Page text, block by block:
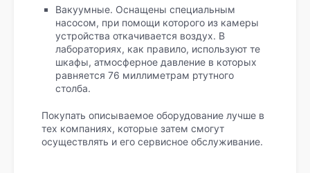
Вакуумные. Оснащены специальным
насосом, при помощи которого из камеры
устройства откачивается воздух. В
лабораториях, как правило, используют те
шкафы, атмосферное давление в которых
равняется 76 миллиметрам ртутного
столба.
Покупать описываемое оборудование лучше в
тех компаниях, которые затем смогут
осуществлять и его сервисное обслуживание.